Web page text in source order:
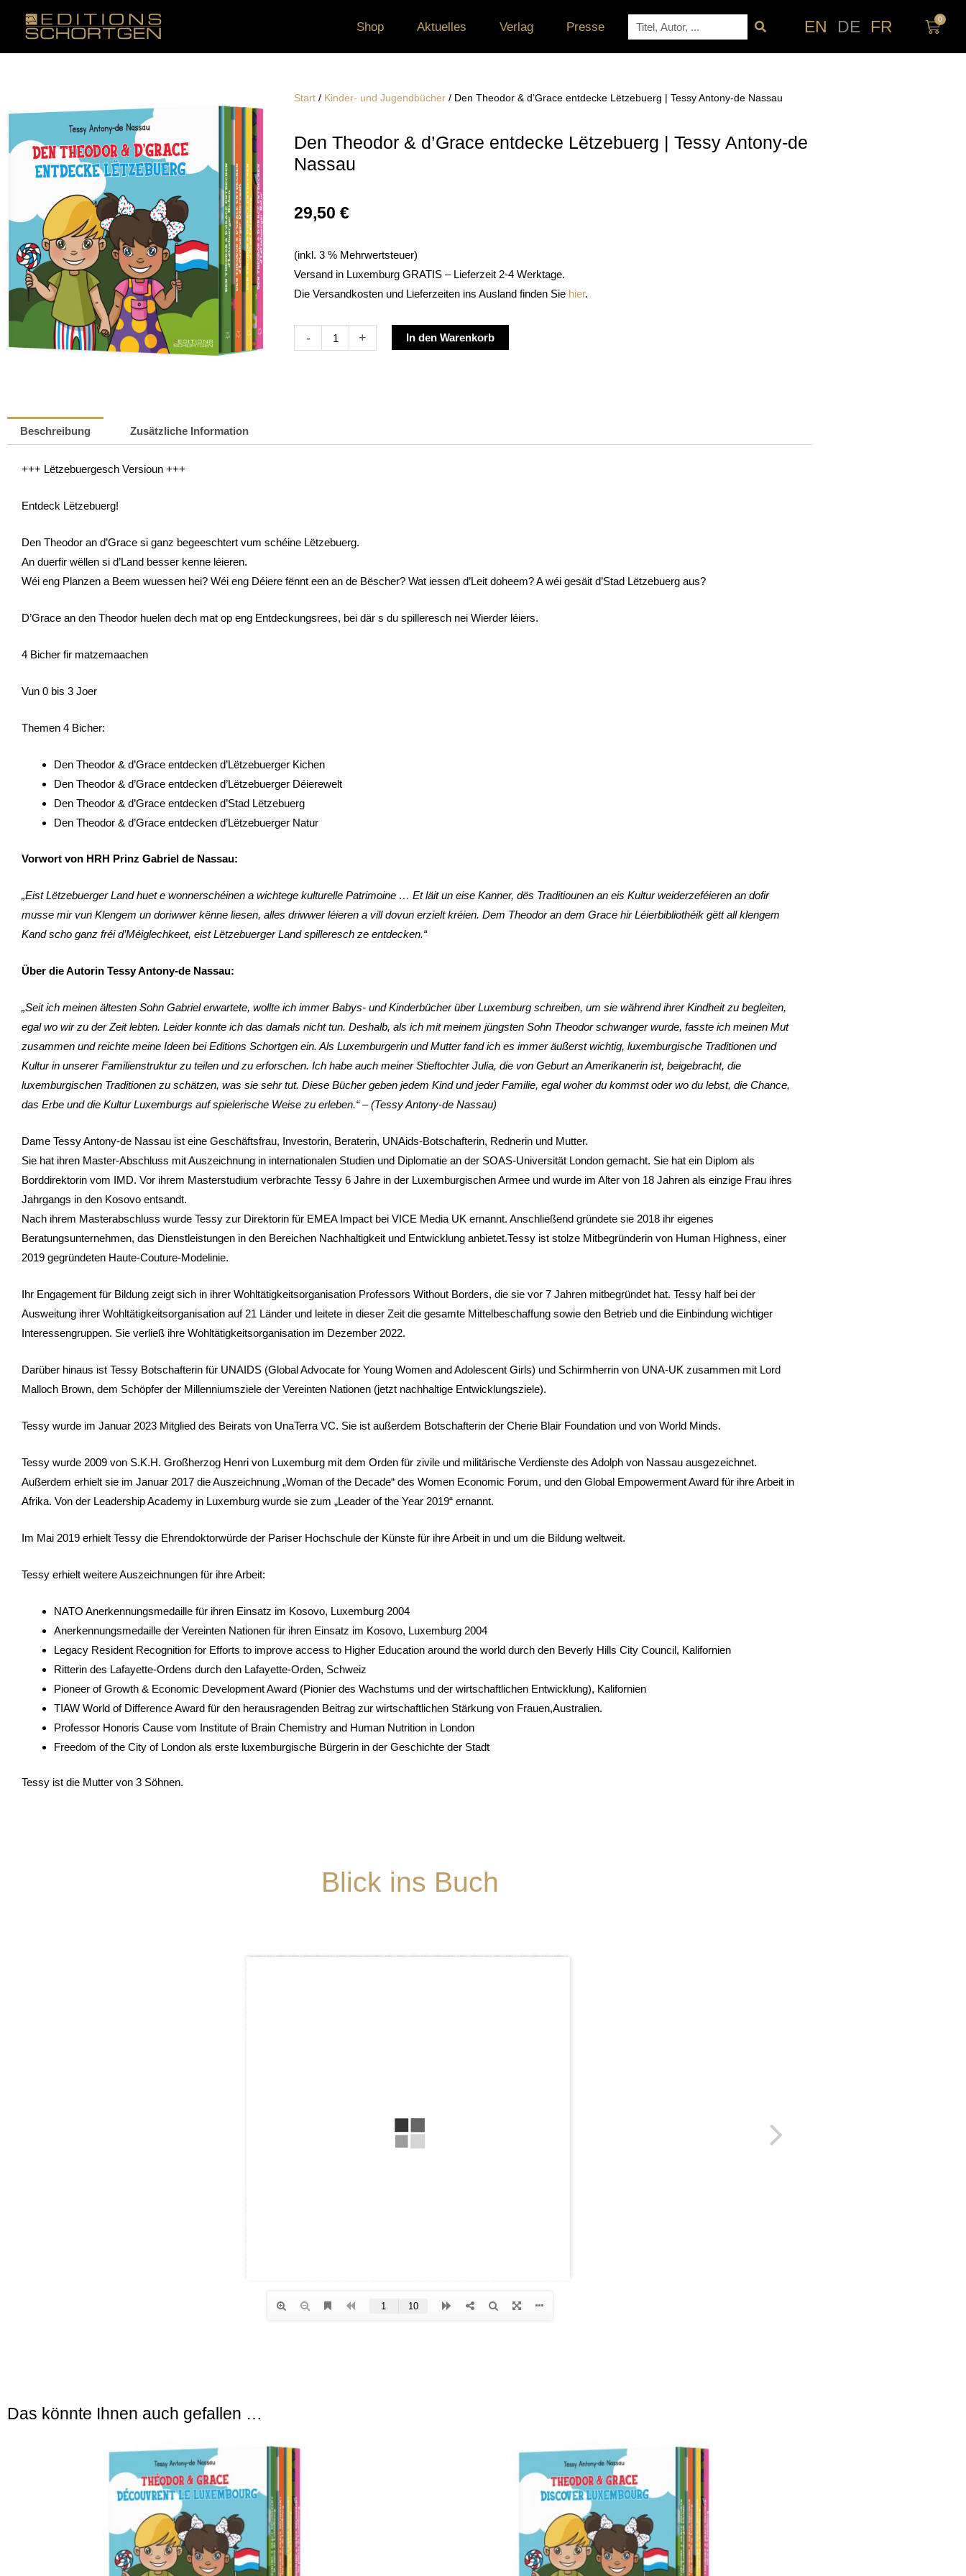
Shop Aktuelles Verlag Presse Suche EN DE FR 0
Start / Kinder- und Jugendbücher / Den Theodor & d’Grace entdecke Lëtzebuerg | Tessy Antony-de Nassau
Den Theodor & d’Grace entdecke Lëtzebuerg | Tessy Antony-de
Nassau
29,50 €
(inkl. 3 % Mehrwertsteuer)
Versand in Luxemburg GRATIS – Lieferzeit 2-4 Werktage.
Die Versandkosten und Lieferzeiten ins Ausland finden Sie hier.
-
Den
|
Menge
+ In den Warenkorb
Beschreibung Zusätzliche Information
+++ Lëtzebuergesch Versioun +++
Entdeck Lëtzebuerg!
Den Theodor an d’Grace si ganz begeeschtert vum schéine Lëtzebuerg.
An duerfir wëllen si d’Land besser kenne léieren.
Wéi eng Planzen a Beem wuessen hei? Wéi eng Déiere fënnt een an de Bëscher? Wat iessen d’Leit doheem? A wéi gesäit d’Stad Lëtzebuerg aus?
D’Grace an den Theodor huelen dech mat op eng Entdeckungsrees, bei där s du spilleresch nei Wierder léiers.
4 Bicher fir matzemaachen
Vun 0 bis 3 Joer
Themen 4 Bicher:
Den Theodor & d’Grace entdecken d’Lëtzebuerger Kichen
Den Theodor & d’Grace entdecken d’Lëtzebuerger Déierewelt
Den Theodor & d’Grace entdecken d’Stad Lëtzebuerg
Den Theodor & d’Grace entdecken d’Lëtzebuerger Natur
Vorwort von HRH Prinz Gabriel de Nassau:
„Eist Lëtzebuerger Land huet e wonnerschéinen a wichtege kulturelle Patrimoine … Et läit un eise Kanner, dës Traditiounen an eis Kultur weiderzeféieren an dofir
musse mir vun Klengem un doriwwer kënne liesen, alles driwwer léieren a vill dovun erzielt kréien. Dem Theodor an dem Grace hir Léierbibliothéik gëtt all klengem
Kand scho ganz fréi d’Méiglechkeet, eist Lëtzebuerger Land spilleresch ze entdecken.“
Über die Autorin Tessy Antony-de Nassau:
„Seit ich meinen ältesten Sohn Gabriel erwartete, wollte ich immer Babys- und Kinderbücher über Luxemburg schreiben, um sie während ihrer Kindheit zu begleiten,
egal wo wir zu der Zeit lebten. Leider konnte ich das damals nicht tun. Deshalb, als ich mit meinem jüngsten Sohn Theodor schwanger wurde, fasste ich meinen Mut
zusammen und reichte meine Ideen bei Editions Schortgen ein. Als Luxemburgerin und Mutter fand ich es immer äußerst wichtig, luxemburgische Traditionen und
Kultur in unserer Familienstruktur zu teilen und zu erforschen. Ich habe auch meiner Stieftochter Julia, die von Geburt an Amerikanerin ist, beigebracht, die
luxemburgischen Traditionen zu schätzen, was sie sehr tut. Diese Bücher geben jedem Kind und jeder Familie, egal woher du kommst oder wo du lebst, die Chance,
das Erbe und die Kultur Luxemburgs auf spielerische Weise zu erleben.“ – (Tessy Antony-de Nassau)
Dame Tessy Antony-de Nassau ist eine Geschäftsfrau, Investorin, Beraterin, UNAids-Botschafterin, Rednerin und Mutter.
Sie hat ihren Master-Abschluss mit Auszeichnung in internationalen Studien und Diplomatie an der SOAS-Universität London gemacht. Sie hat ein Diplom als
Borddirektorin vom IMD. Vor ihrem Masterstudium verbrachte Tessy 6 Jahre in der Luxemburgischen Armee und wurde im Alter von 18 Jahren als einzige Frau ihres
Jahrgangs in den Kosovo entsandt.
Nach ihrem Masterabschluss wurde Tessy zur Direktorin für EMEA Impact bei VICE Media UK ernannt. Anschließend gründete sie 2018 ihr eigenes
Beratungsunternehmen, das Dienstleistungen in den Bereichen Nachhaltigkeit und Entwicklung anbietet.Tessy ist stolze Mitbegründerin von Human Highness, einer
2019 gegründeten Haute-Couture-Modelinie.
Ihr Engagement für Bildung zeigt sich in ihrer Wohltätigkeitsorganisation Professors Without Borders, die sie vor 7 Jahren mitbegründet hat. Tessy half bei der
Ausweitung ihrer Wohltätigkeitsorganisation auf 21 Länder und leitete in dieser Zeit die gesamte Mittelbeschaffung sowie den Betrieb und die Einbindung wichtiger
Interessengruppen. Sie verließ ihre Wohltätigkeitsorganisation im Dezember 2022.
Darüber hinaus ist Tessy Botschafterin für UNAIDS (Global Advocate for Young Women and Adolescent Girls) und Schirmherrin von UNA-UK zusammen mit Lord
Malloch Brown, dem Schöpfer der Millenniumsziele der Vereinten Nationen (jetzt nachhaltige Entwicklungsziele).
Tessy wurde im Januar 2023 Mitglied des Beirats von UnaTerra VC. Sie ist außerdem Botschafterin der Cherie Blair Foundation und von World Minds.
Tessy wurde 2009 von S.K.H. Großherzog Henri von Luxemburg mit dem Orden für zivile und militärische Verdienste des Adolph von Nassau ausgezeichnet.
Außerdem erhielt sie im Januar 2017 die Auszeichnung „Woman of the Decade“ des Women Economic Forum, und den Global Empowerment Award für ihre Arbeit in
Afrika. Von der Leadership Academy in Luxemburg wurde sie zum „Leader of the Year 2019“ ernannt.
Im Mai 2019 erhielt Tessy die Ehrendoktorwürde der Pariser Hochschule der Künste für ihre Arbeit in und um die Bildung weltweit.
Tessy erhielt weitere Auszeichnungen für ihre Arbeit:
NATO Anerkennungsmedaille für ihren Einsatz im Kosovo, Luxemburg 2004
Anerkennungsmedaille der Vereinten Nationen für ihren Einsatz im Kosovo, Luxemburg 2004
Legacy Resident Recognition for Efforts to improve access to Higher Education around the world durch den Beverly Hills City Council, Kalifornien
Ritterin des Lafayette-Ordens durch den Lafayette-Orden, Schweiz
Pioneer of Growth & Economic Development Award (Pionier des Wachstums und der wirtschaftlichen Entwicklung), Kalifornien
TIAW World of Difference Award für den herausragenden Beitrag zur wirtschaftlichen Stärkung von Frauen,Australien.
Professor Honoris Cause vom Institute of Brain Chemistry and Human Nutrition in London
Freedom of the City of London als erste luxemburgische Bürgerin in der Geschichte der Stadt
Tessy ist die Mutter von 3 Söhnen.
Blick ins Buch
Das könnte Ihnen auch gefallen …